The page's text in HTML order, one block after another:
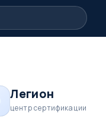
Легион
центр сертификации